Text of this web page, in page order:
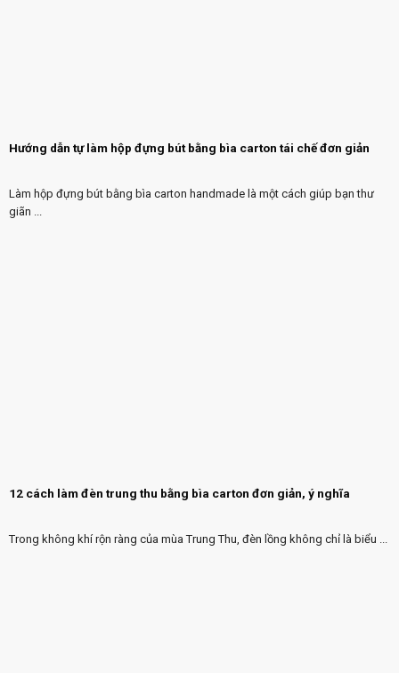
Hướng dẫn tự làm hộp đựng bút bằng bìa carton tái chế đơn giản
Làm hộp đựng bút bằng bìa carton handmade là một cách giúp bạn thư
giãn ...
12 cách làm đèn trung thu bằng bìa carton đơn giản, ý nghĩa
Trong không khí rộn ràng của mùa Trung Thu, đèn lồng không chỉ là biểu ...